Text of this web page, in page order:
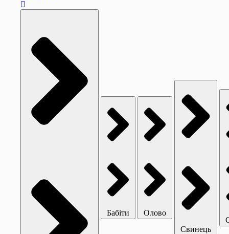
Бабіти
Олово
Свинець